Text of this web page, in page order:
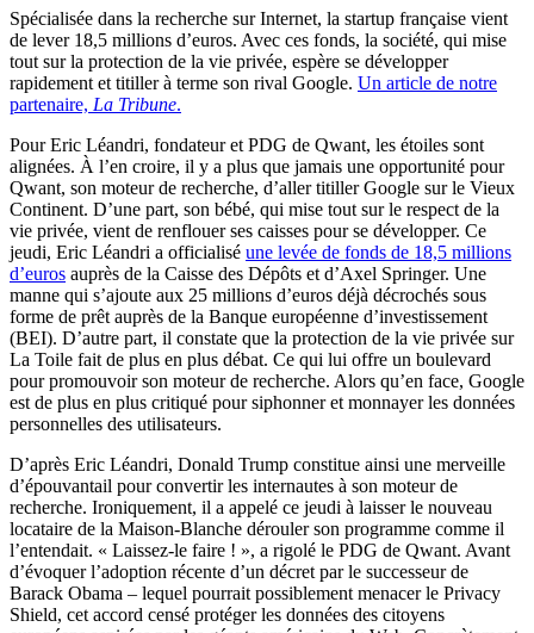
Spécialisée dans la recherche sur Internet, la startup française vient
de lever 18,5 millions d’euros. Avec ces fonds, la société, qui mise
tout sur la protection de la vie privée, espère se développer
rapidement et titiller à terme son rival Google. Un article de notre
partenaire, La Tribune.
Pour Eric Léandri, fondateur et PDG de Qwant, les étoiles sont
alignées. À l’en croire, il y a plus que jamais une opportunité pour
Qwant, son moteur de recherche, d’aller titiller Google sur le Vieux
Continent. D’une part, son bébé, qui mise tout sur le respect de la
vie privée, vient de renflouer ses caisses pour se développer. Ce
jeudi, Eric Léandri a officialisé une levée de fonds de 18,5 millions
d’euros auprès de la Caisse des Dépôts et d’Axel Springer. Une
manne qui s’ajoute aux 25 millions d’euros déjà décrochés sous
forme de prêt auprès de la Banque européenne d’investissement
(BEI). D’autre part, il constate que la protection de la vie privée sur
La Toile fait de plus en plus débat. Ce qui lui offre un boulevard
pour promouvoir son moteur de recherche. Alors qu’en face, Google
est de plus en plus critiqué pour siphonner et monnayer les données
personnelles des utilisateurs.
D’après Eric Léandri, Donald Trump constitue ainsi une merveille
d’épouvantail pour convertir les internautes à son moteur de
recherche. Ironiquement, il a appelé ce jeudi à laisser le nouveau
locataire de la Maison-Blanche dérouler son programme comme il
l’entendait. « Laissez-le faire ! », a rigolé le PDG de Qwant. Avant
d’évoquer l’adoption récente d’un décret par le successeur de
Barack Obama – lequel pourrait possiblement menacer le Privacy
Shield, cet accord censé protéger les données des citoyens